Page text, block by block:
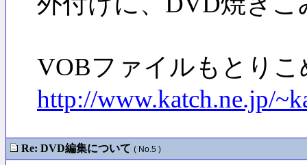
VOBファイルもとり
http://www.katch.ne.jp/
Re: DVD編集について ( No.5 )